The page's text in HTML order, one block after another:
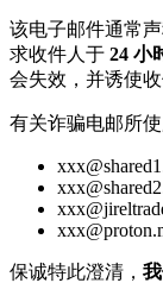
该电子邮件通常
求收件人于 24 小
会失效，并诱使
有关诈骗电邮所
保诚特此澄清，